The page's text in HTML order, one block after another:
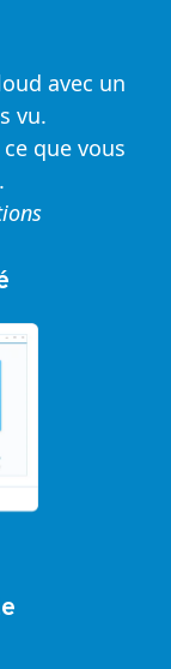
avec un
vu.
que vous